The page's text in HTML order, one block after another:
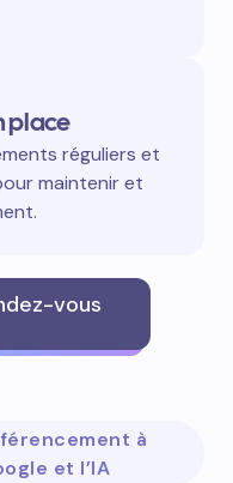
place
réguliers et
maintenir et
vous
à
et l’IA